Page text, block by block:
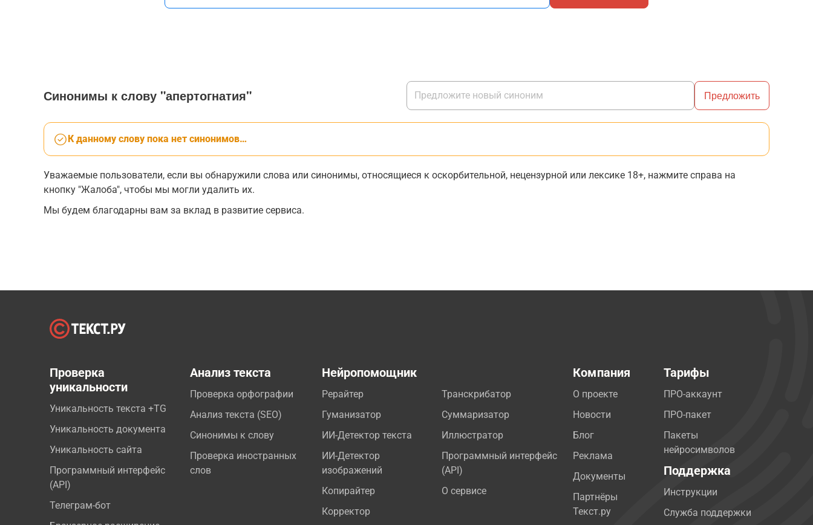
Синонимы к слову "апертогнатия" Предложить
К данному слову пока нет синонимов…
Уважаемые пользователи, если вы обнаружили слова или синонимы, относящиеся к оскорбительной, нецензурной или лексике 18+, нажмите справа на
кнопку "Жалоба", чтобы мы могли удалить их.
Мы будем благодарны вам за вклад в развитие сервиса.
Проверка
уникальности
Уникальность текста +TG
Уникальность документа
Уникальность сайта
Программный интерфейс
(API)
Телеграм-бот
Анализ текста
Проверка орфографии
Анализ текста (SEO)
Синонимы к слову
Проверка иностранных
слов
Нейропомощник
Рерайтер
Гуманизатор
ИИ-Детектор текста
ИИ-Детектор
изображений
Копирайтер
Корректор
Транскрибатор
Суммаризатор
Иллюстратор
Программный интерфейс
(API)
О сервисе
Компания
О проекте
Новости
Блог
Реклама
Документы
Партнёры
Текст.ру
Тарифы
ПРО-аккаунт
ПРО-пакет
Пакеты
нейросимволов
Поддержка
Инструкции
Служба поддержки